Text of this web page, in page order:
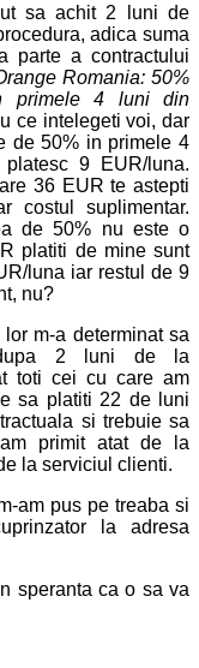
sa achit 2 luni de
adica suma
parte a contractului
Romania: 50%
primele 4 luni din
ce intelegeti voi, dar
de 50% in primele 4
9 EUR/luna.
36 EUR te astepti
costul suplimentar.
de 50% nu este o
platiti de mine sunt
luna iar restul de 9
nu?
m-a determinat sa
dupa 2 luni de la
toti cei cu care am
sa platiti 22 de luni
si trebuie sa
am primit atat de la
la serviciul clienti.
am pus pe treaba si
la adresa
speranta ca o sa va